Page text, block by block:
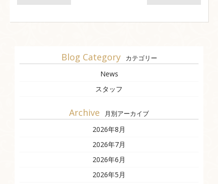
Blog Category カテゴリー
News
スタッフ
Archive 月別アーカイブ
2026年8月
2026年7月
2026年6月
2026年5月